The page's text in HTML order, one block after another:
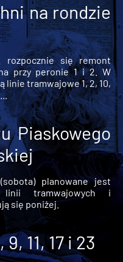
na rondzie
się remont
przy peronie 1 i 2. W
linie tramwajowe 1, 2, 10,
Piaskowego
planowane jest
linii tramwajowych i
się poniżej.
11, 17 i 23